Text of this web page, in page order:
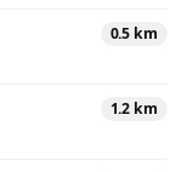
0.5 km
1.2 km